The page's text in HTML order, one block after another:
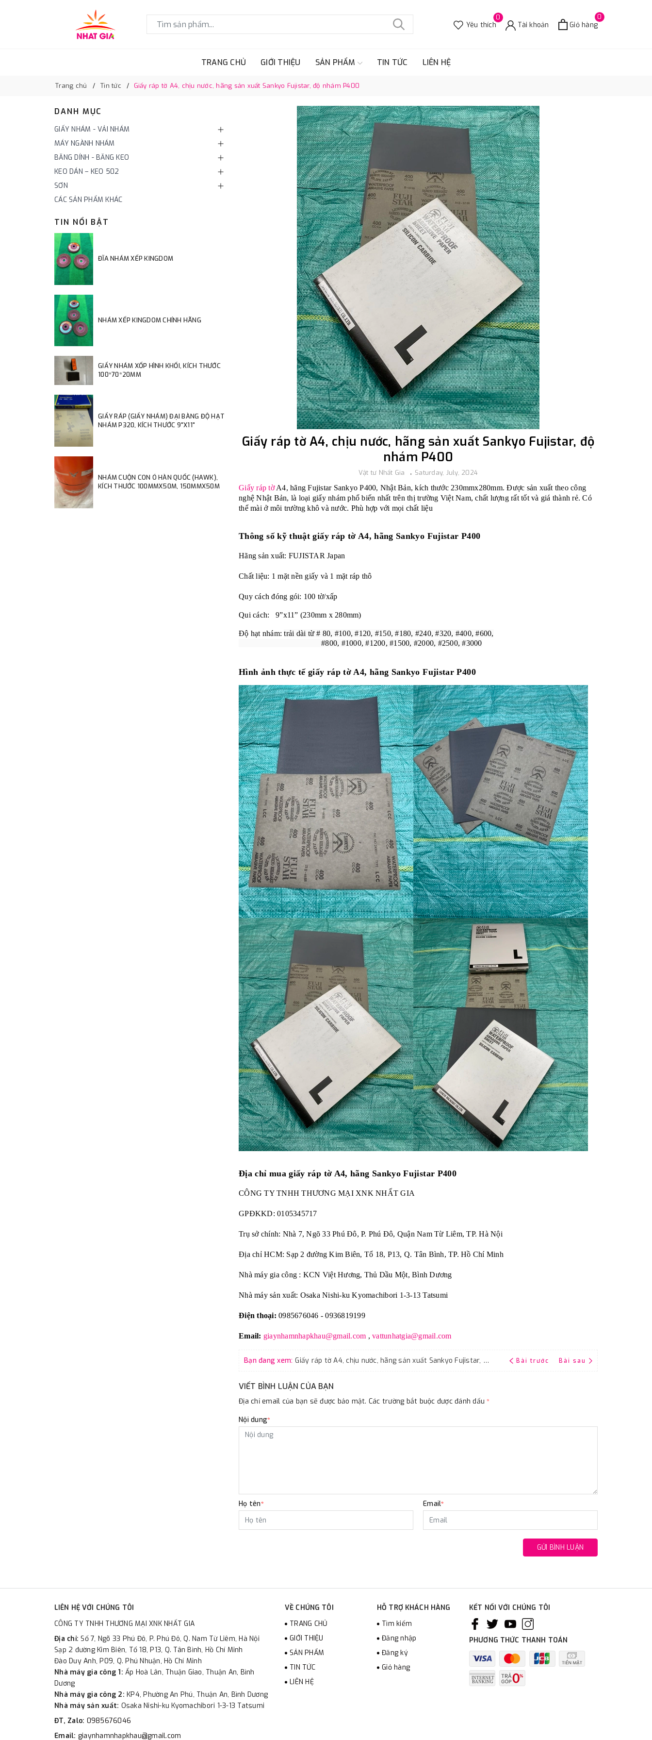
0
Yêu thích Tài khoản
0
Giỏ hàng
TRANG CHỦ GIỚI THIỆU SẢN PHẨM TIN TỨC LIÊN HỆ
Trang chủ Tin tức Giấy ráp tờ A4, chịu nước, hãng sản xuất Sankyo Fujistar, độ nhám P400
DANH MỤC
GIẤY NHÁM - VẢI NHÁM
MÁY NGÀNH NHÁM
BĂNG DÍNH - BĂNG KEO
KEO DÁN – KEO 502
SƠN
CÁC SẢN PHẨM KHÁC
TIN NỔI BẬT
ĐĨA NHÁM XẾP KINGDOM
NHÁM XẾP KINGDOM CHÍNH HÃNG
GIẤY NHÁM XỐP HÌNH KHỐI, KÍCH THƯỚC
100*70*20MM
GIẤY RÁP (GIẤY NHÁM) ĐẠI BÀNG ĐỘ HẠT
NHÁM P320, KÍCH THƯỚC 9"X11"
NHÁM CUỘN CON Ó HÀN QUỐC (HAWK),
KÍCH THƯỚC 100MMX50M, 150MMX50M
Giấy ráp tờ A4, chịu nước, hãng sản xuất Sankyo Fujistar, độ
nhám P400
Vật tư Nhất Gia
Saturday, July, 2024
Giấy ráp tờA4, hãng Fujistar Sankyo P400, Nhật Bản, kích thước 230mmx280mm. Được sản xuất theo công
nghệ Nhật Bản, là loại giấy nhám phổ biến nhất trên thị trường Việt Nam, chất lượng rất tốt và giá thành rẻ. Có
thể mài ở môi trường khô và nước. Phù hợp với mọi chất liệu
Thông số kỹ thuậtgiấy ráp tờ A4, hãng Sankyo Fujistar P400
Hãng sản xuất: FUJISTAR Japan
Chất liệu: 1 mặt nền giấy và 1 mặt ráp thô
Quy cách đóng gói: 100 tờ/xấp
Qui cách: 9”x11” (230mm x 280mm)
Độ hạt nhám:trải dài từ # 80, #100, #120, #150, #180, #240, #320, #400, #600,
#800, #1000, #1200, #1500, #2000, #2500, #3000
Hình ảnh thực tế giấy ráp tờ A4, hãng Sankyo Fujistar P400
Địa chỉ mua giấy ráp tờ A4, hãng Sankyo Fujistar P400
CÔNG TY TNHH THƯƠNG MẠI XNK NHẤT GIA
GPĐKKD: 0105345717
Trụ sở chính: Nhà 7, Ngõ 33 Phú Đô, P. Phú Đô, Quận Nam Từ Liêm, TP. Hà Nội
Địa chỉ HCM: Sạp 2 đường Kim Biên, Tổ 18, P13, Q. Tân Bình, TP. Hồ Chí Minh
Nhà máy gia công : KCN Việt Hương, Thủ Dầu Một, Bình Dương
Nhà máy sản xuất: Osaka Nishi-ku Kyomachibori 1-3-13 Tatsumi
Điện thoại: 0985676046 - 0936819199
Email: giaynhamnhapkhau@gmail.com , vattunhatgia@gmail.com
Bạn đang xem: Giấy ráp tờ A4, chịu nước, hãng sản xuất Sankyo Fujistar, độ nhám P400 Bài trước Bài sau
VIẾT BÌNH LUẬN CỦA BẠN
Địa chỉ email của bạn sẽ được bảo mật. Các trường bắt buộc được đánh dấu*
Nội dung*
Họ tên* Email*
GỬI BÌNH LUẬN
LIÊN HỆ VỚI CHÚNG TÔI
CÔNG TY TNHH THƯƠNG MẠI XNK NHẤT GIA
Địa chỉ:Số 7, Ngõ 33 Phú Đô, P. Phú Đô, Q. Nam Từ Liêm, Hà Nội
Sạp 2 đường Kim Biên, Tổ 18, P13, Q. Tân Bình, Hồ Chí Minh
Đào Duy Anh, P09, Q. Phú Nhuận, Hồ Chí Minh
Nhà máy gia công 1: Ấp Hoà Lân, Thuận Giao, Thuận An, Bình
Dương
Nhà máy gia công 2: KP4, Phường An Phú, Thuận An, Bình Dương
Nhà máy sản xuất: Osaka Nishi-ku Kyomachibori 1-3-13 Tatsumi
ĐT, Zalo: 0985676046
Email: giaynhamnhapkhau@gmail.com
VỀ CHÚNG TÔI
TRANG CHỦ
GIỚI THIỆU
SẢN PHẨM
TIN TỨC
LIÊN HỆ
HỖ TRỢ KHÁCH HÀNG
Tìm kiếm
Đăng nhập
Đăng ký
Giỏ hàng
KẾT NỐI VỚI CHÚNG TÔI
PHƯƠNG THỨC THANH TOÁN